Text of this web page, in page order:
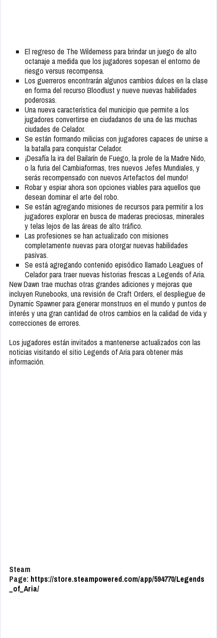
El regreso de The Wilderness para brindar un juego de alto
octanaje a medida que los jugadores sopesan el entorno de
riesgo versus recompensa.
Los guerreros encontrarán algunos cambios dulces en la clase
en forma del recurso Bloodlust y nueve nuevas habilidades
poderosas.
Una nueva característica del municipio que permite a los
jugadores convertirse en ciudadanos de una de las muchas
ciudades de Celador.
Se están formando milicias con jugadores capaces de unirse a
la batalla para conquistar Celador.
¡Desafía la ira del Bailarín de Fuego, la prole de la Madre Nido,
o la furia del Cambiaformas, tres nuevos Jefes Mundiales, y
serás recompensado con nuevos Artefactos del mundo!
Robar y espiar ahora son opciones viables para aquellos que
desean dominar el arte del robo.
Se están agregando misiones de recursos para permitir a los
jugadores explorar en busca de maderas preciosas, minerales
y telas lejos de las áreas de alto tráfico.
Las profesiones se han actualizado con misiones
completamente nuevas para otorgar nuevas habilidades
pasivas.
Se está agregando contenido episódico llamado Leagues of
Celador para traer nuevas historias frescas a Legends of Aria.
New Dawn trae muchas otras grandes adiciones y mejoras que
incluyen Runebooks, una revisión de Craft Orders, el despliegue de
Dynamic Spawner para generar monstruos en el mundo y puntos de
interés y una gran cantidad de otros cambios en la calidad de vida y
correcciones de errores.
Los jugadores están invitados a mantenerse actualizados con las
noticias visitando el sitio Legends of Aria para obtener más
información.
Steam
Page: https://store.steampowered.com/app/594770/Legends
_of_Aria/